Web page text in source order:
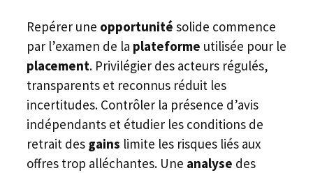
Repérer une opportunité solide commence
par l’examen de la plateforme utilisée pour le
placement. Privilégier des acteurs régulés,
transparents et reconnus réduit les
incertitudes. Contrôler la présence d’avis
indépendants et étudier les conditions de
retrait des gains limite les risques liés aux
offres trop alléchantes. Une analyse des